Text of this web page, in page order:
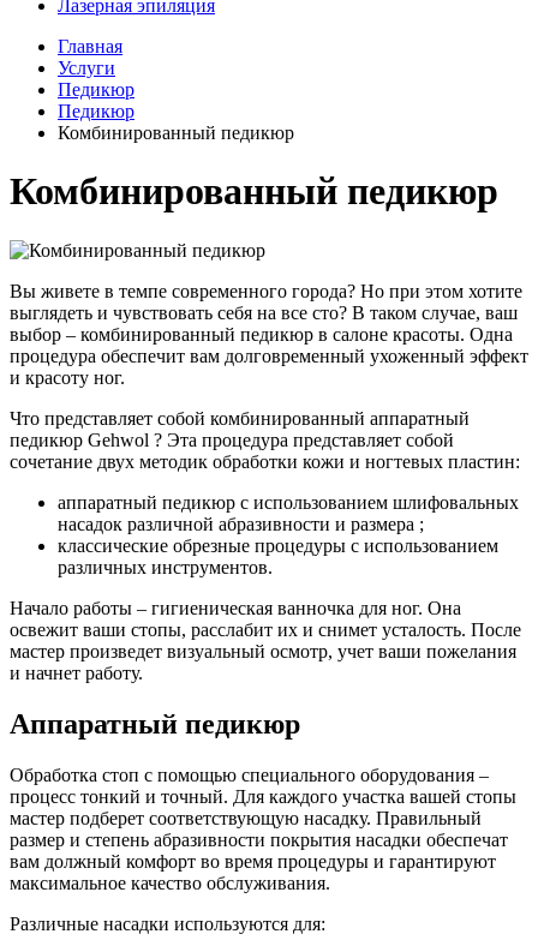
Лазерная эпиляция
Главная
Услуги
Педикюр
Педикюр
Комбинированный педикюр
Комбинированный педикюр
Вы живете в темпе современного города? Но при этом хотите
выглядеть и чувствовать себя на все сто? В таком случае, ваш
выбор – комбинированный педикюр в салоне красоты. Одна
процедура обеспечит вам долговременный ухоженный эффект
и красоту ног.
Что представляет собой комбинированный аппаратный
педикюр Gehwol ? Эта процедура представляет собой
сочетание двух методик обработки кожи и ногтевых пластин:
аппаратный педикюр с использованием шлифовальных
насадок различной абразивности и размера ;
классические обрезные процедуры с использованием
различных инструментов.
Начало работы – гигиеническая ванночка для ног. Она
освежит ваши стопы, расслабит их и снимет усталость. После
мастер произведет визуальный осмотр, учет ваши пожелания
и начнет работу.
Аппаратный педикюр
Обработка стоп с помощью специального оборудования –
процесс тонкий и точный. Для каждого участка вашей стопы
мастер подберет соответствующую насадку. Правильный
размер и степень абразивности покрытия насадки обеспечат
вам должный комфорт во время процедуры и гарантируют
максимальное качество обслуживания.
Различные насадки используются для: